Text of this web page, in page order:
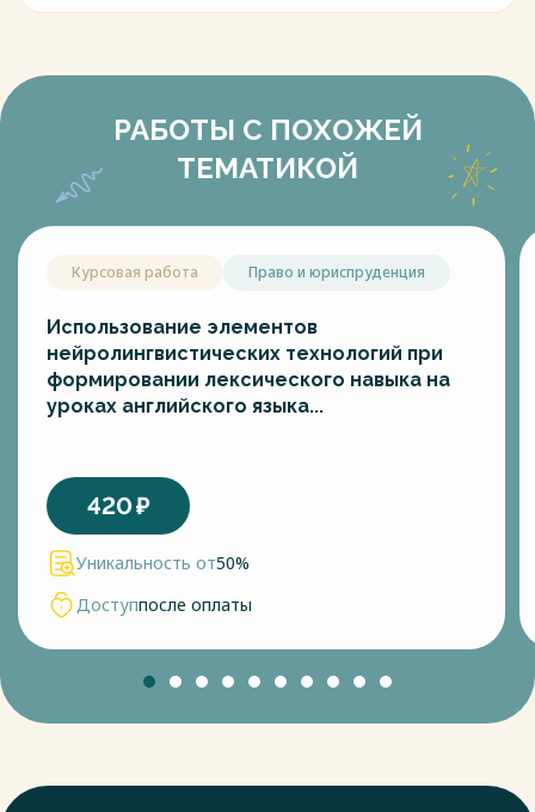
РАБОТЫ С ПОХОЖЕЙ
ТЕМАТИКОЙ
Курсовая работа Право и юриспруденция
Использование элементов
нейролингвистических технологий при
формировании лексического навыка на
уроках английского языка...
420₽
Уникальность от50%
Доступпосле оплаты